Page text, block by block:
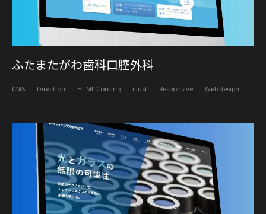
ふたまたがわ歯科口腔外科
CMS Direction HTML Cording illust Responsive Web design